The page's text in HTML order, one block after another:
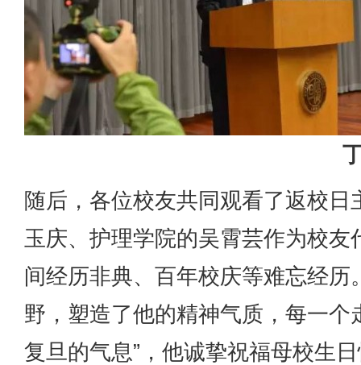
随后，各位校友共同观看了返校
玉庆、护理学院的吴霄芸作为校
间经历非典、百年校庆等难忘经
野，塑造了他的精神气质，每一
复旦的气息”，他诚挚祝福母校生